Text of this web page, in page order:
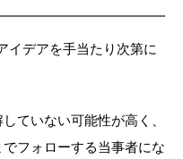
イデアを手当たり次第に
ていない可能性が高く、
フォローする当事者にな